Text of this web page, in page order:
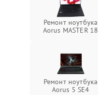
Ремонт ноутбука
Aorus MASTER 18
Ремонт ноутбука
Aorus 5 SE4